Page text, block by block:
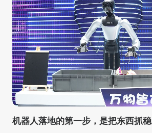
机器人落地的第一步，是把东西抓稳